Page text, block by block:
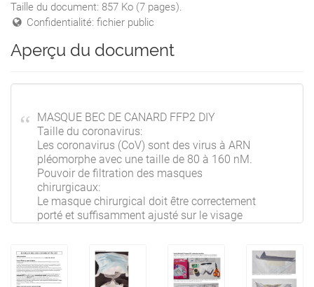
Taille du document: 857 Ko (7 pages).
Confidentialité: fichier public
Aperçu du document
MASQUE BEC DE CANARD FFP2 DIY
Taille du coronavirus:
Les coronavirus (CoV) sont des virus à ARN
pléomorphe avec une taille de 80 à 160 nM.
Pouvoir de filtration des masques
chirurgicaux:
Le masque chirurgical doit être correctement
porté et suffisamment ajusté sur le visage
Les virus, y compris le coronavirus peuvent
facilement passer à travers ces barrières.